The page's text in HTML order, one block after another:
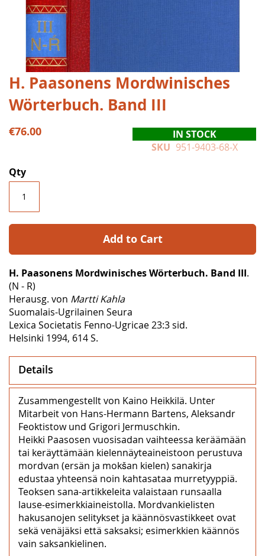
Skip
to
the
of
gallery
H. Paasonens Mordwinisches
Wörterbuch. Band III
€76.00
IN STOCK
SKU 951-9403-68-X
Qty
Add to Cart
H. Paasonens Mordwinisches Wörterbuch. Band III.
(N - R)
Herausg. von Martti Kahla
Suomalais-Ugrilainen Seura
Lexica Societatis Fenno-Ugricae 23:3 sid.
Helsinki 1994, 614 S.
Details
Zusammengestellt von Kaino Heikkilä. Unter
Mitarbeit von Hans-Hermann Bartens, Aleksandr
Feoktistow und Grigori Jermuschkin.
Heikki Paasosen vuosisadan vaihteessa keräämään
tai keräyttämään kielennäyteaineistoon perustuva
mordvan (ersän ja mokšan kielen) sanakirja
edustaa yhteensä noin kahtasataa murretyyppiä.
Teoksen sana-artikkeleita valaistaan runsaalla
lause-esimerkkiaineistolla. Mordvankielisten
hakusanojen selitykset ja käännösvastikkeet ovat
sekä venäjäksi että saksaksi; esimerkkien käännös
vain saksankielinen.